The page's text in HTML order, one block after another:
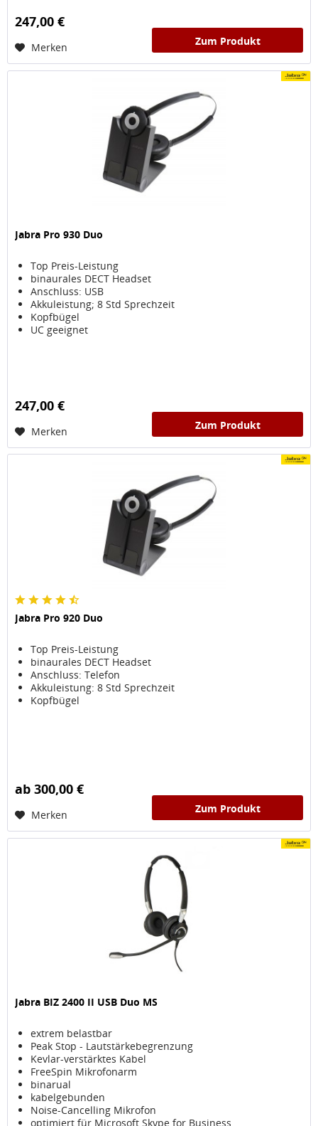
247,00 €
Merken Zum Produkt
Jabra Pro 930 Duo
Top Preis-Leistung
binaurales DECT Headset
Anschluss: USB
Akkuleistung; 8 Std Sprechzeit
Kopfbügel
UC geeignet
247,00 €
Merken Zum Produkt
Jabra Pro 920 Duo
Top Preis-Leistung
binaurales DECT Headset
Anschluss: Telefon
Akkuleistung: 8 Std Sprechzeit
Kopfbügel
ab 300,00 €
Merken Zum Produkt
Jabra BIZ 2400 II USB Duo MS
extrem belastbar
Peak Stop - Lautstärkebegrenzung
Kevlar-verstärktes Kabel
FreeSpin Mikrofonarm
binarual
kabelgebunden
Noise-Cancelling Mikrofon
optimiert für Microsoft Skype for Business